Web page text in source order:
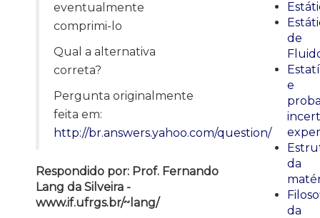
eventualmente
comprimi-lo
Qual a alternativa
correta?
Pergunta originalmente
feita em:
http://br.answers.yahoo.com/question/
Respondido por: Prof. Fernando
Lang da Silveira -
www.if.ufrgs.br/~lang/
de
e
da
da